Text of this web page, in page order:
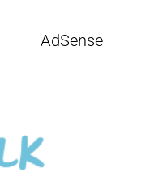
AdSense